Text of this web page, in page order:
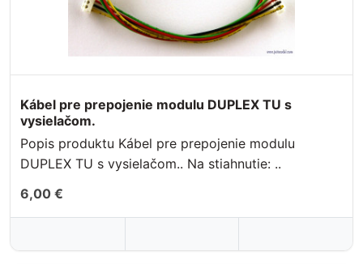
Kábel pre prepojenie modulu DUPLEX TU s
vysielačom.
Popis produktu Kábel pre prepojenie modulu
DUPLEX TU s vysielačom.. Na stiahnutie: ..
6,00 €